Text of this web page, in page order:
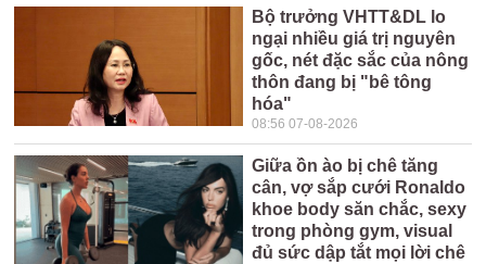
Bộ trưởng VHTT&DL lo
ngại nhiều giá trị nguyên
gốc, nét đặc sắc của nông
thôn đang bị "bê tông
hóa"
08:56 07-08-2026
Giữa ồn ào bị chê tăng
cân, vợ sắp cưới Ronaldo
khoe body săn chắc, sexy
trong phòng gym, visual
đủ sức dập tắt mọi lời chê